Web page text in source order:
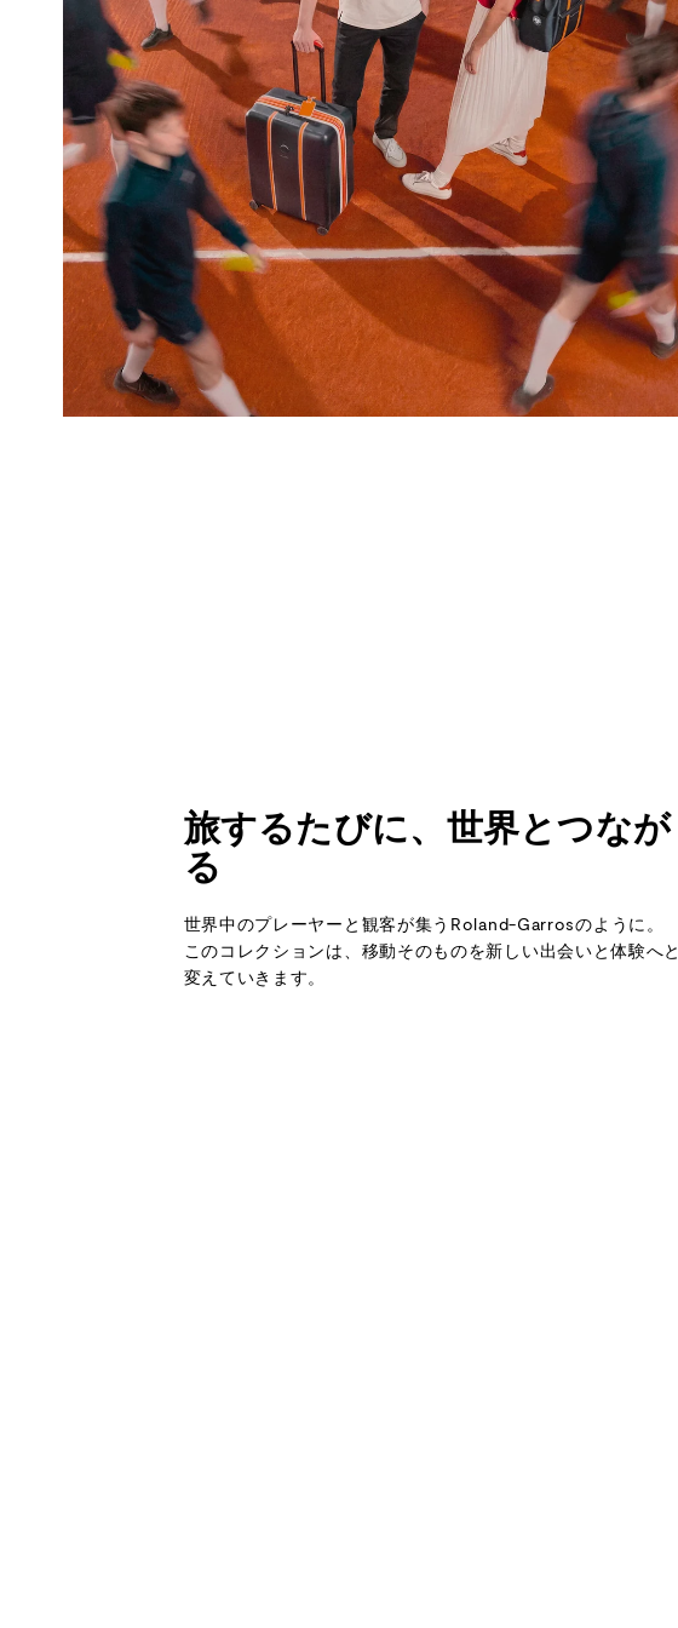
旅するたびに、世界とつなが
る
世界中のプレーヤーと観客が集うRoland-Garrosのように。
このコレクションは、移動そのものを新しい出会いと体験へと
変えていきます。